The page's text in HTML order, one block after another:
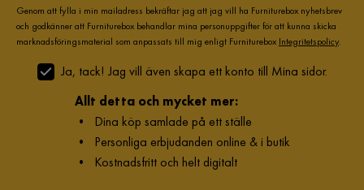
Genom att fylla i min mailadress bekräftar jag att jag vill ha Furniturebox nyhetsbrev
och godkänner att Furniturebox behandlar mina personuppgifter för att kunna skicka
marknadsföringsmaterial som anpassats till mig enligt Furniturebox Integritetspolicy.
Ja, tack! Jag vill även skapa ett konto till Mina sidor.
Allt detta och mycket mer:
• Dina köp samlade på ett ställe
• Personliga erbjudanden online & i butik
• Kostnadsfritt och helt digitalt